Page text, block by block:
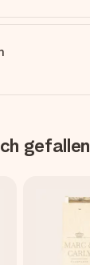
gefallen